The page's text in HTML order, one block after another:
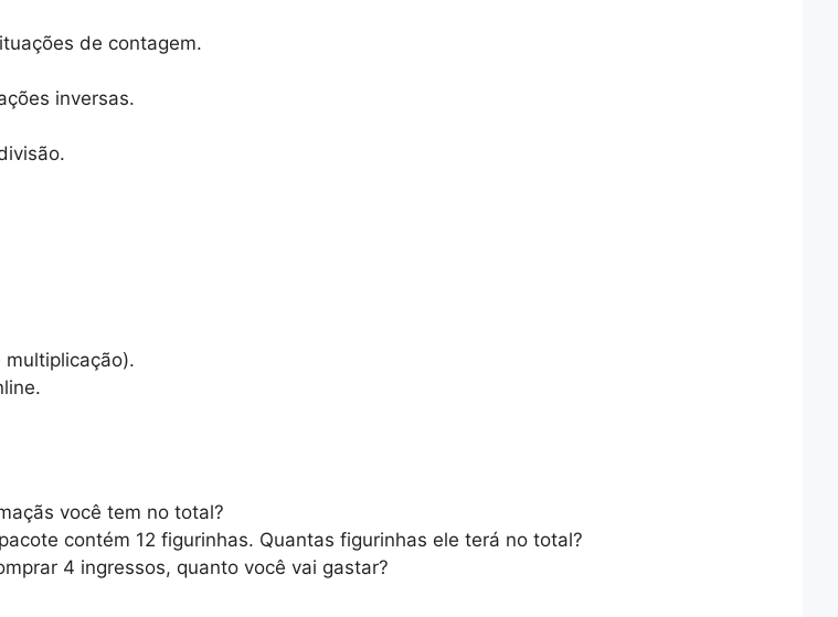
de contagem.
inversas.
você tem no total?
contém 12 figurinhas. Quantas figurinhas ele terá no total?
4 ingressos, quanto você vai gastar?